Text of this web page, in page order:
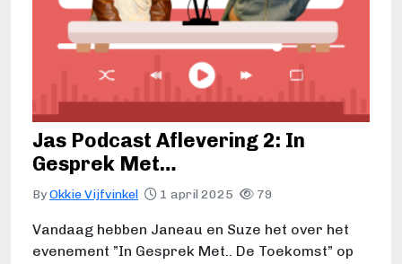
Jas Podcast Aflevering 2: In
Gesprek Met…
ByOkkie Vijfvinkel 1 april 2025 79
Vandaag hebben Janeau en Suze het over het
evenement ”In Gesprek Met.. De Toekomst” op